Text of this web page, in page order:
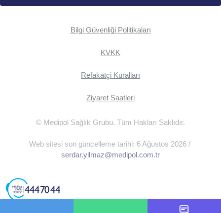
Bilgi Güvenliği Politikaları
KVKK
Refakatçi Kuralları
Ziyaret Saatleri
© Medipol Sağlık Grubu. Tüm Hakları Saklıdır.
Web sitesi son güncelleme tarihi: 6 Ağustos 2026 /
serdar.yilmaz@medipol.com.tr